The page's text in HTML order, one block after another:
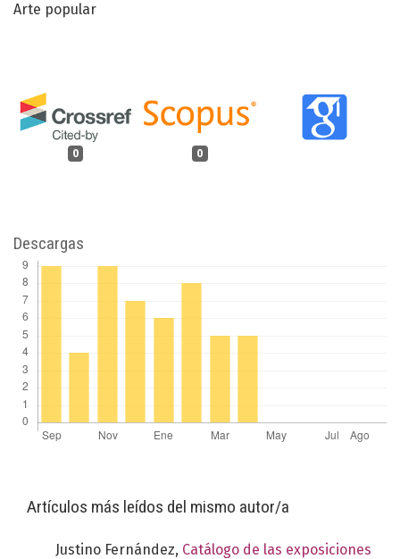
Arte popular
0 0
Descargas
Artículos más leídos del mismo autor/a
Justino Fernández, Catálogo de las exposiciones